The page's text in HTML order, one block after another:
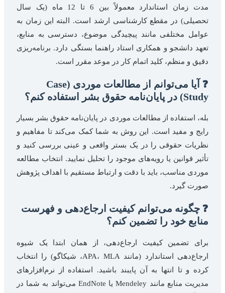
مدت زمان استاندارد معمولاً بین 6 تا 12 ماه (یک سال
تحصیلی) در مقطع کارشناسی ارشد است. البته این زمان به
عوامل مختلفی مانند پیچیدگی موضوع، دسترسی به منابع،
تعهد دانشجو و همکاری استاد راهنما بستگی دارد. برنامه‌ریزی
دقیق و منظم، کلید اتمام کار در موعد مقرر است.
❓ آیا می‌توانم از مطالعات موردی (Case
Study) در پایان‌نامه حقوق بشر استفاده کنم؟
بله، استفاده از مطالعات موردی در پایان‌نامه حقوق بشر بسیار
رایج و مفید است. این روش به شما کمک می‌کند تا مفاهیم و
نظریات حقوقی را در یک بستر واقعی و عینی بررسی کنید و
تأثیر قوانین یا رویه‌های موجود را تحلیل نمایید. انتخاب مطالعه
موردی مناسب، باید با دقت و ارتباط مستقیم با اهداف پژوهش
صورت گیرد.
❓ چگونه می‌توانم کیفیت ارجاع‌دهی و فهرست
منابع خود را تضمین کنم؟
برای تضمین کیفیت ارجاع‌دهی، از همان ابتدا یک شیوه
ارجاع‌دهی استاندارد (مانند APA، MLA، شیکاگو) را انتخاب
کرده و تا انتها به آن پایبند باشید. استفاده از نرم‌افزارهای
مدیریت منابع مانند Mendeley یا EndNote می‌تواند به شما در